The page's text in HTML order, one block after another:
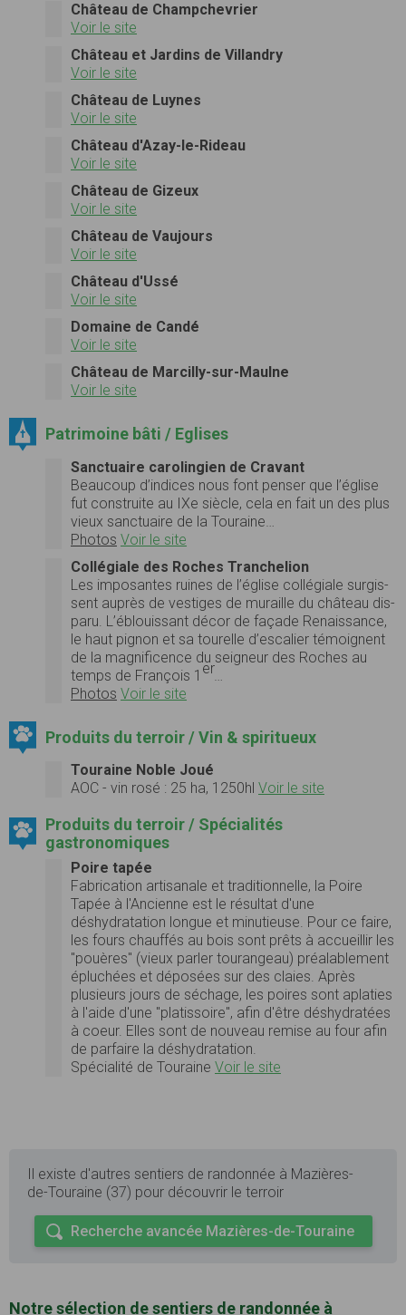
Château de Champchevrier
Voir le site
Château et Jardins de Villandry
Voir le site
Château de Luynes
Voir le site
Château d'Azay-le-Rideau
Voir le site
Château de Gizeux
Voir le site
Château de Vaujours
Voir le site
Château d'Ussé
Voir le site
Domaine de Candé
Voir le site
Château de Marcilly-sur-Maulne
Voir le site
Patrimoine bâti / Eglises
Sanctuaire carolingien de Cravant
Beau­coup d’indices nous font penser que l’église
fut con­stru­ite au IXe siè­cle, cela en fait un des plus
vieux sanc­tu­aire de la Touraine…
Photos Voir le site
Collégiale des Roches Tranchelion
Les imposantes ruines de l’église col­lé­giale sur­gis­
sent auprès de ves­tiges de muraille du château dis­
paru. L’éblouissant décor de façade Renais­sance,
le haut pignon et sa tourelle d’escalier témoignent
de la mag­nif­i­cence du seigneur des Roches au
temps de François 1 er
Photos Voir le site
Produits du terroir / Vin & spiritueux
Touraine Noble Joué
AOC - vin rosé : 25 ha, 1250hl Voir le site
Produits du terroir / Spécialités
gastronomiques
Poire tapée
Fabrication artisanale et traditionnelle, la Poire
Tapée à l'Ancienne est le résultat d'une
déshydratation longue et minutieuse. Pour ce faire,
les fours chauffés au bois sont prêts à accueillir les
"pouères" (vieux parler tourangeau) préalablement
épluchées et déposées sur des claies. Après
plusieurs jours de séchage, les poires sont aplaties
à l'aide d'une "platissoire", afin d'être déshydratées
à coeur. Elles sont de nouveau remise au four afin
de parfaire la déshydratation.
Spécialité de Touraine Voir le site
Il existe d'autres sentiers de randonnée à Mazières-
de-Touraine (37) pour découvrir le terroir
Recherche avancée Mazières-de-Touraine
Notre sélection de sentiers de randonnée à